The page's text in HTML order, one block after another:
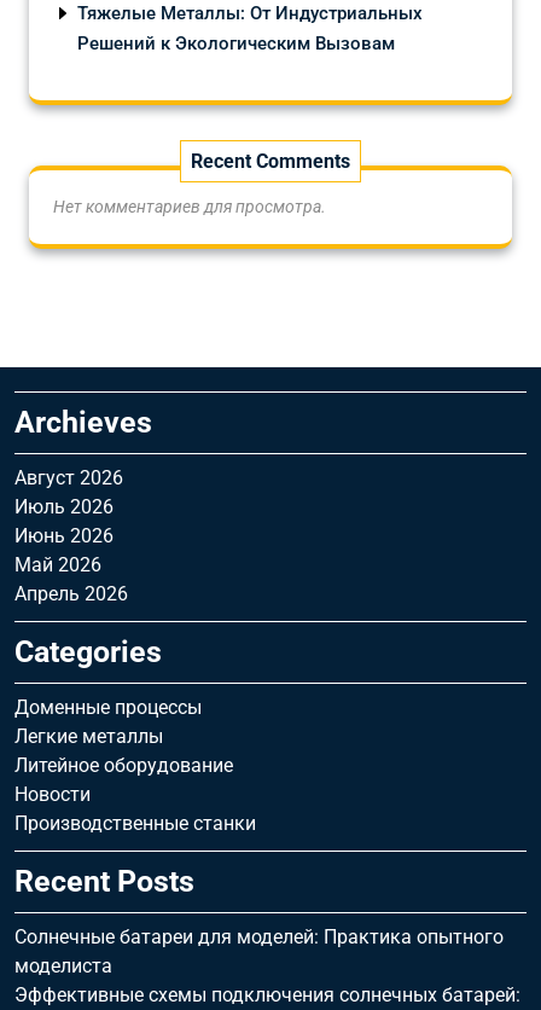
Тяжелые Металлы: От Индустриальных
Решений к Экологическим Вызовам
Recent Comments
Нет комментариев для просмотра.
Archieves
Август 2026
Июль 2026
Июнь 2026
Май 2026
Апрель 2026
Categories
Доменные процессы
Легкие металлы
Литейное оборудование
Новости
Производственные станки
Recent Posts
Солнечные батареи для моделей: Практика опытного
моделиста
Эффективные схемы подключения солнечных батарей: